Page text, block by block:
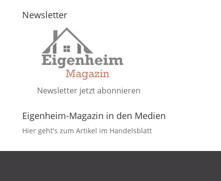
Newsletter
Newsletter jetzt abonnieren
Eigenheim-Magazin in den Medien
Hier geht's zum Artikel im Handelsblatt
DATENSCHUTZ